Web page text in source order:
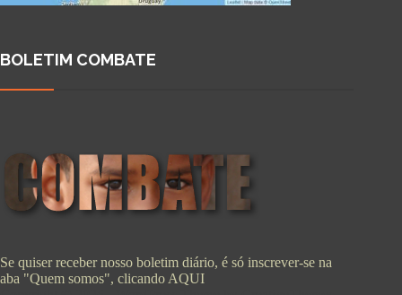
BOLETIM COMBATE
Se quiser receber nosso boletim diário, é só inscrever-se na
aba "Quem somos", clicandoAQUI